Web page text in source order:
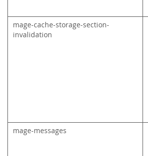
mage-cache-storage-section-
invalidation
mage-messages